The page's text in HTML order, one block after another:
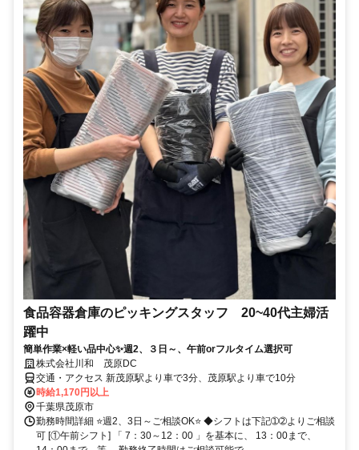
食品容器倉庫のピッキングスタッフ 20~40代主婦活
躍中
簡単作業×軽い品中心✨週2、３日～、午前orフルタイム選択可
株式会社川和 茂原DC
交通・アクセス 新茂原駅より車で3分、茂原駅より車で10分
時給1,170円以上
千葉県茂原市
勤務時間詳細 ⭐週2、3日～ご相談OK⭐ ◆シフトは下記➀➁よりご相談
可 [①午前シフト] 「 7：30～12：00 」を基本に、 13：00まで、